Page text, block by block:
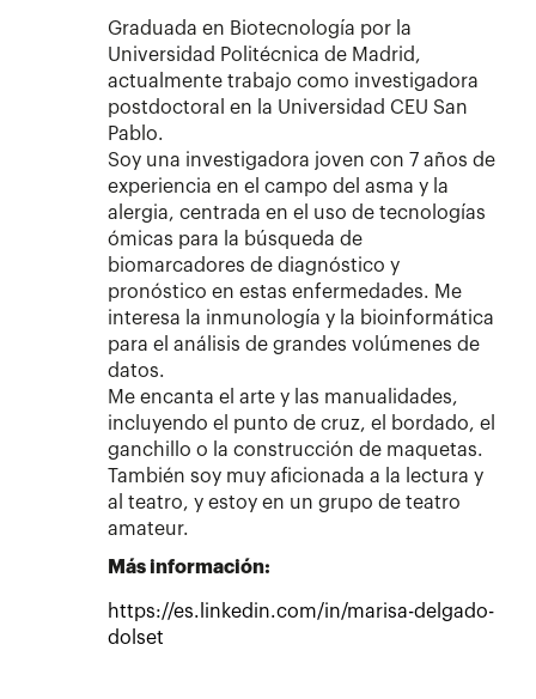
Graduada en Biotecnología por la
Universidad Politécnica de Madrid,
actualmente trabajo como investigadora
postdoctoral en la Universidad CEU San
Pablo.
Soy una investigadora joven con 7 años de
experiencia en el campo del asma y la
alergia, centrada en el uso de tecnologías
ómicas para la búsqueda de
biomarcadores de diagnóstico y
pronóstico en estas enfermedades. Me
interesa la inmunología y la bioinformática
para el análisis de grandes volúmenes de
datos.
Me encanta el arte y las manualidades,
incluyendo el punto de cruz, el bordado, el
ganchillo o la construcción de maquetas.
También soy muy aficionada a la lectura y
al teatro, y estoy en un grupo de teatro
amateur.
Más información:
https://es.linkedin.com/in/marisa-delgado-
dolset